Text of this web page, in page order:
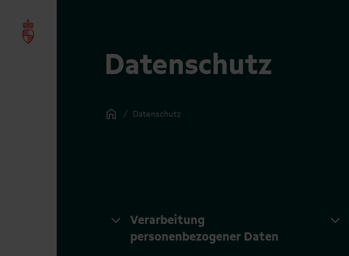
Datenschutz
/ Datenschutz
Verarbeitung
personenbezogener Daten